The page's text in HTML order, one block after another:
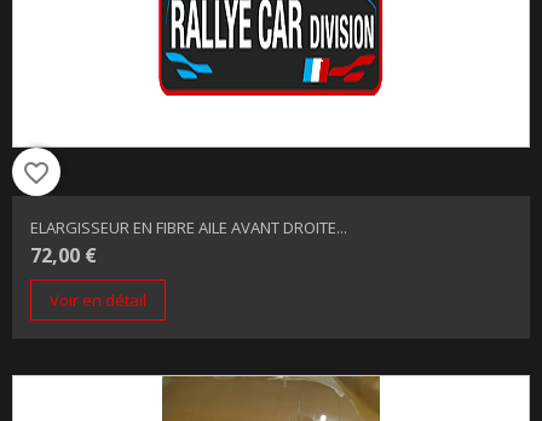
favorite_border
ELARGISSEUR EN FIBRE AILE AVANT DROITE...
72,00 €
Voir en détail